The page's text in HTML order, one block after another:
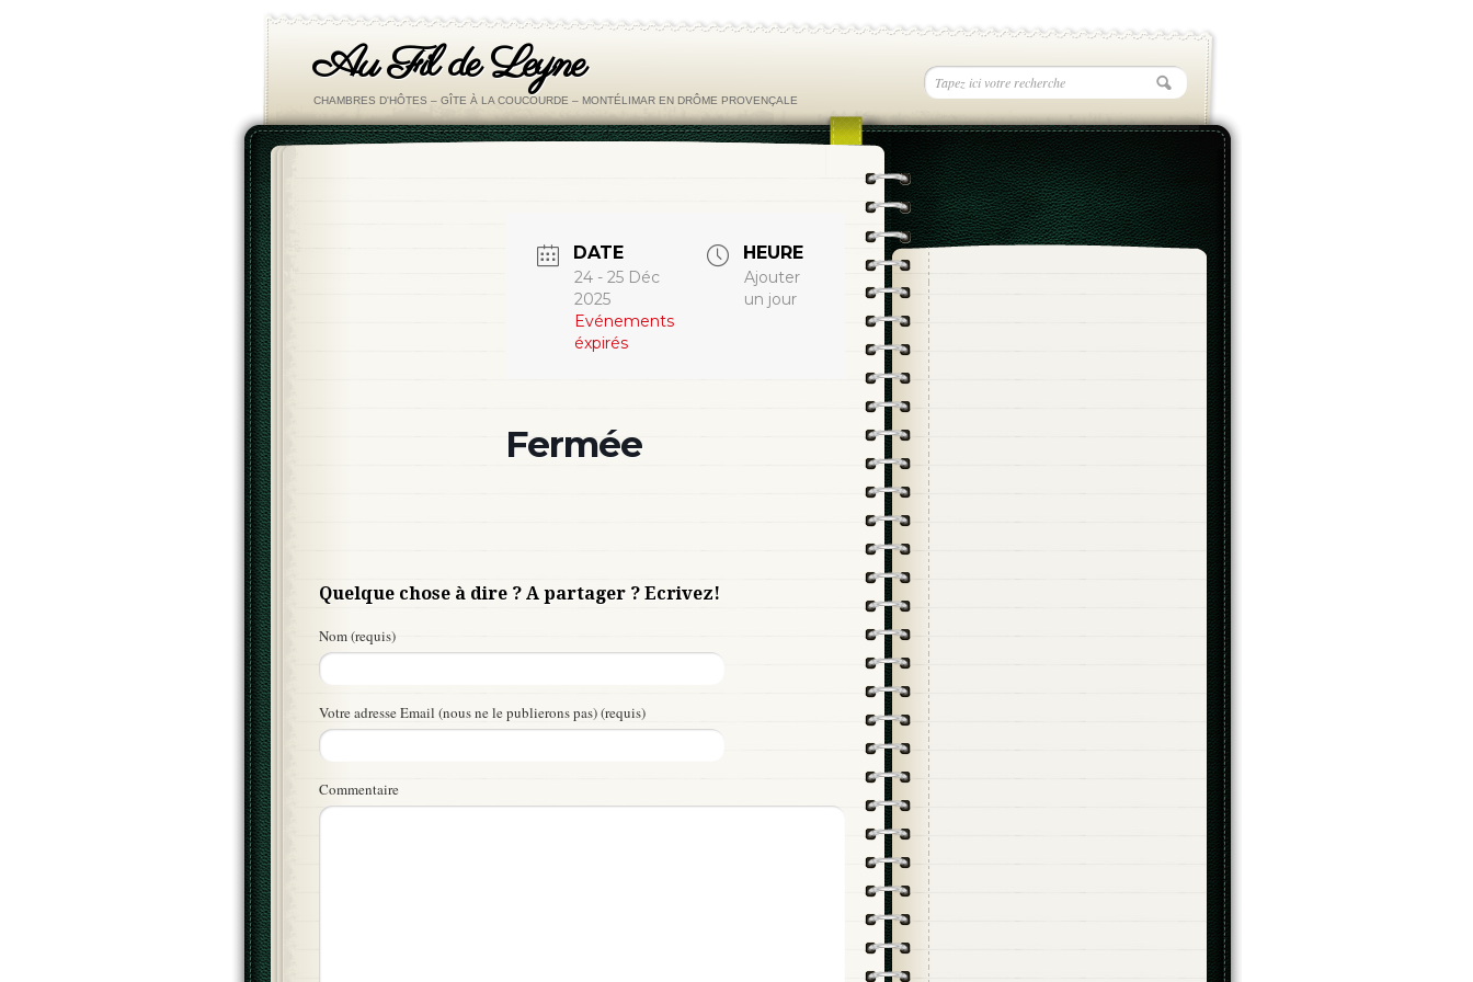
Au Fil de Leyne
CHAMBRES D'HÔTES – GÎTE À LA COUCOURDE – MONTÉLIMAR EN DRÔME PROVENÇALE
DATE
24 - 25 Déc
2025
Evénements
éxpirés
HEURE
Ajouter
un jour
Fermée
Quelque chose à dire ? A partager ? Ecrivez!
Nom (requis)
Votre adresse Email (nous ne le publierons pas) (requis)
Commentaire